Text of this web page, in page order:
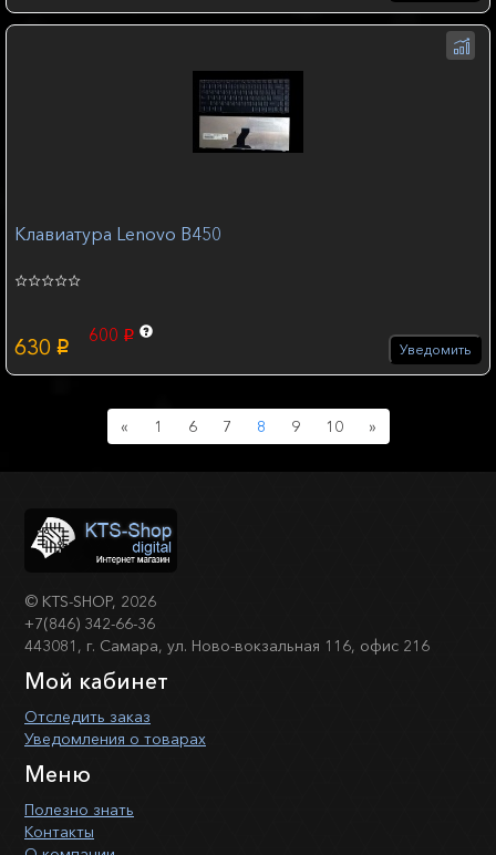
Клавиатура Lenovo B450
630 p
600 p
Уведомить
«Previous
1 6 7 8 9 10 »Next
© KTS-SHOP, 2026
+7(846) 342-66-36
443081, г. Самара, ул. Ново-вокзальная 116, офис 216
Мой кабинет
Отследить заказ
Уведомления о товарах
Меню
Полезно знать
Контакты